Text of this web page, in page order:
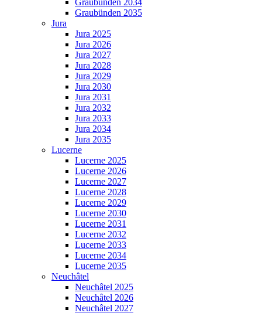
Graubünden 2034
Graubünden 2035
Jura
Jura 2025
Jura 2026
Jura 2027
Jura 2028
Jura 2029
Jura 2030
Jura 2031
Jura 2032
Jura 2033
Jura 2034
Jura 2035
Lucerne
Lucerne 2025
Lucerne 2026
Lucerne 2027
Lucerne 2028
Lucerne 2029
Lucerne 2030
Lucerne 2031
Lucerne 2032
Lucerne 2033
Lucerne 2034
Lucerne 2035
Neuchâtel
Neuchâtel 2025
Neuchâtel 2026
Neuchâtel 2027